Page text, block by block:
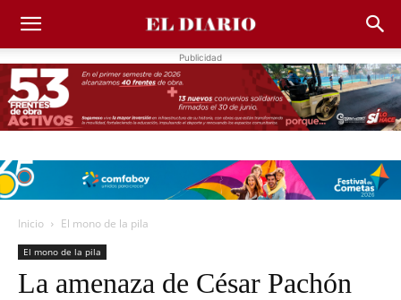
Publicidad
Inicio El mono de la pila
El mono de la pila
La amenaza de César Pachón